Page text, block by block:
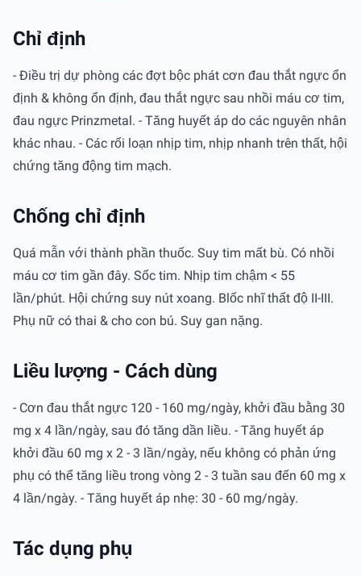
Chỉ định
- Ðiều trị dự phòng các đợt bộc phát cơn đau thắt ngực ổn
định & không ổn định, đau thắt ngực sau nhồi máu cơ tim,
đau ngực Prinzmetal. - Tăng huyết áp do các nguyên nhân
khác nhau. - Các rối loạn nhịp tim, nhịp nhanh trên thất, hội
chứng tăng động tim mạch.
Chống chỉ định
Quá mẫn với thành phần thuốc. Suy tim mất bù. Có nhồi
máu cơ tim gần đây. Sốc tim. Nhịp tim chậm < 55
lần/phút. Hội chứng suy nút xoang. Blốc nhĩ thất độ II-III.
Phụ nữ có thai & cho con bú. Suy gan nặng.
Liều lượng - Cách dùng
- Cơn đau thắt ngực 120 - 160 mg/ngày, khởi đầu bằng 30
mg x 4 lần/ngày, sau đó tăng dần liều. - Tăng huyết áp
khởi đầu 60 mg x 2 - 3 lần/ngày, nếu không có phản ứng
phụ có thể tăng liều trong vòng 2 - 3 tuần sau đến 60 mg x
4 lần/ngày. - Tăng huyết áp nhẹ: 30 - 60 mg/ngày.
Tác dụng phụ